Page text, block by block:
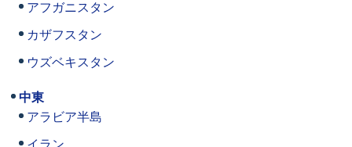
アフガニスタン
カザフスタン
ウズベキスタン
中東
アラビア半島
イラン